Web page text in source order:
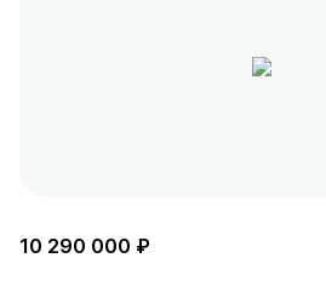
10 290 000 ₽